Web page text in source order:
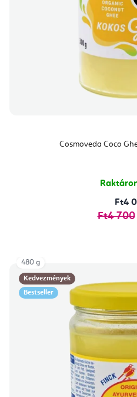
Cosmoveda Coco
Ft4
Ft4 700
Kedvezmények
Bestseller
480 g